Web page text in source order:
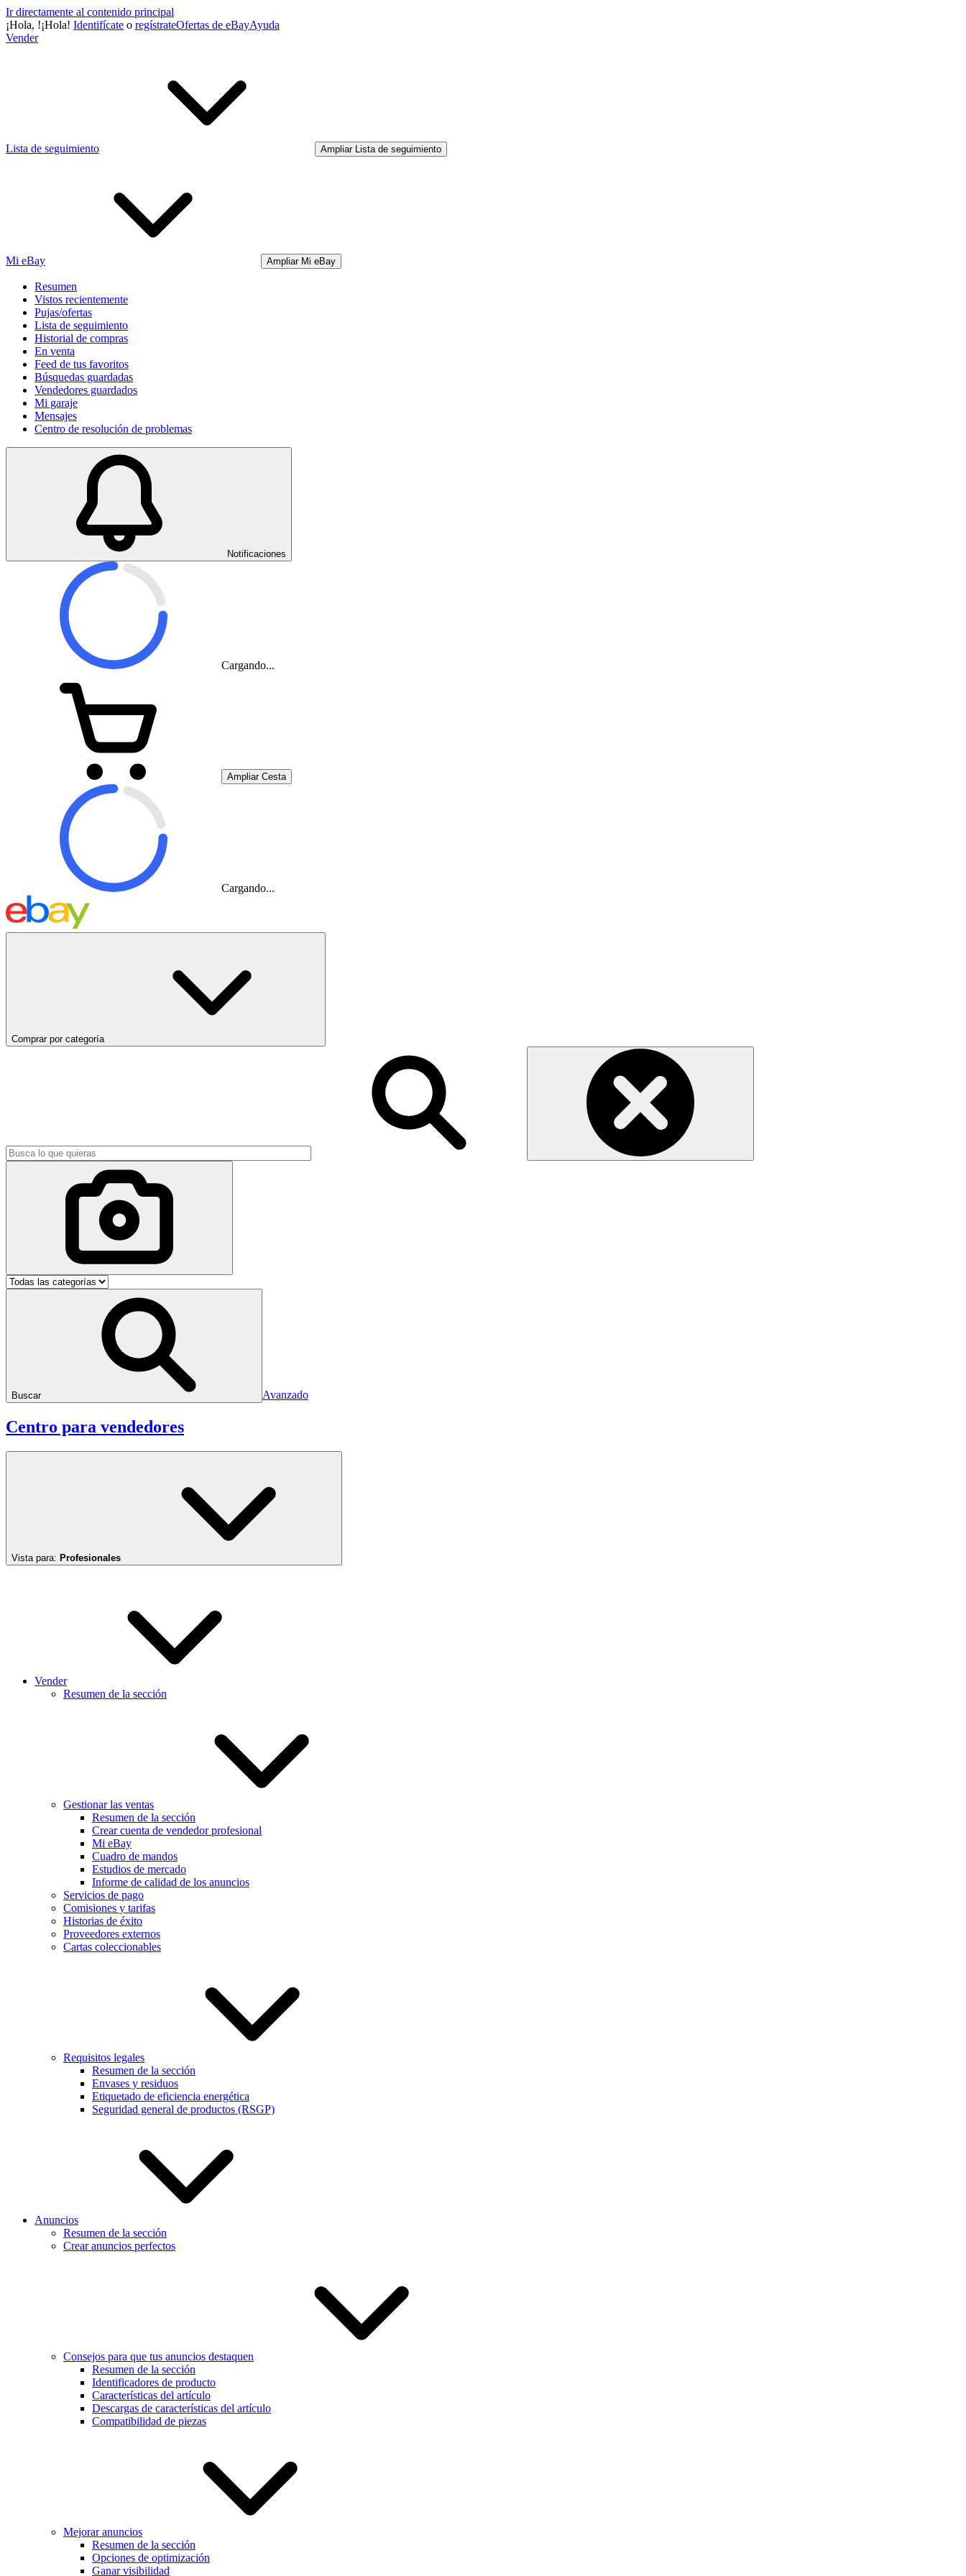
Ir directamente al contenido principal
¡Hola, !¡Hola! Identifícate o regístrateOfertas de eBayAyuda
Vender
Lista de seguimiento Ampliar Lista de seguimiento
Mi eBay Ampliar Mi eBay
Resumen
Vistos recientemente
Pujas/ofertas
Lista de seguimiento
Historial de compras
En venta
Feed de tus favoritos
Búsquedas guardadas
Vendedores guardados
Mi garaje
Mensajes
Centro de resolución de problemas
Notificaciones
Cargando...
Ampliar Cesta
Cargando...
Comprar por categoría
Buscar Avanzado
Centro para vendedores
Vista para: Profesionales
Vender
Resumen de la sección
Gestionar las ventas
Resumen de la sección
Crear cuenta de vendedor profesional
Mi eBay
Cuadro de mandos
Estudios de mercado
Informe de calidad de los anuncios
Servicios de pago
Comisiones y tarifas
Historias de éxito
Proveedores externos
Cartas coleccionables
Requisitos legales
Resumen de la sección
Envases y residuos
Etiquetado de eficiencia energética
Seguridad general de productos (RSGP)
Anuncios
Resumen de la sección
Crear anuncios perfectos
Consejos para que tus anuncios destaquen
Resumen de la sección
Identificadores de producto
Características del artículo
Descargas de características del artículo
Compatibilidad de piezas
Mejorar anuncios
Resumen de la sección
Opciones de optimización
Ganar visibilidad